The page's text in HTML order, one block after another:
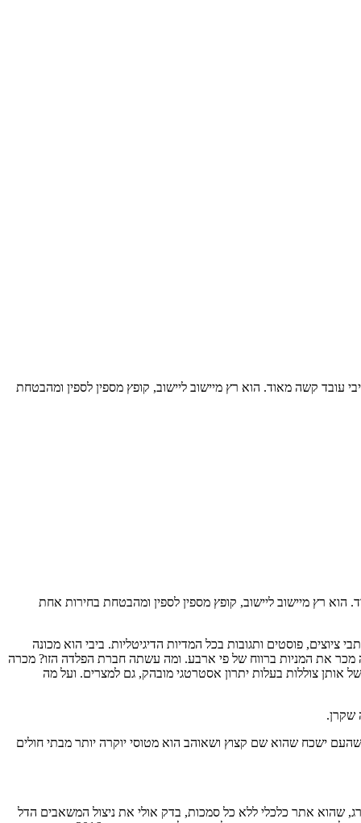
קשה מאוד. הוא רץ מיישוב ליישוב, קופץ מספין לספין ומהבטחת
רץ מיישוב ליישוב, קופץ מספין לספין ומהבטחת בחירות אחת
פוסטים ותגובות בכל המדיות הדיגיטליות. ביבי הוא מכונה
שניהל בן-דודו מיליקובסקי, וכראש ממשלה מכר את המניות ברווח של פי ארבע. ומה עשתה חברת הפלדה הזו? מכרה
צוללות בעלות יתרון אסטרטגי מובהק, גם למצרים. ועל מה
שקרן.
ישכח שהוא שם קצוץ ושאוהב הוא מטוסי יוקרה יותר מבתי חולים
שהוא אתר כלכלי ללא כל סמכות, בדק אולי את ניצול המשאבים הדל